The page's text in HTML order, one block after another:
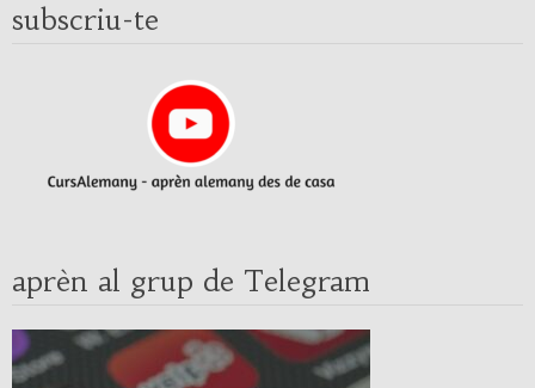
subscriu-te
aprèn al grup de Telegram